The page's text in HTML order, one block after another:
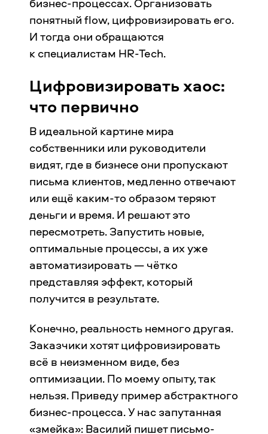
понятный flow, цифровизировать его.
И тогда они обращаются
к специалистам HR-Tech.
Цифровизировать хаос:
что первично
В идеальной картине мира
собственники или руководители
видят, где в бизнесе они пропускают
письма клиентов, медленно отвечают
или ещё каким-то образом теряют
деньги и время. И решают это
пересмотреть. Запустить новые,
оптимальные процессы, а их уже
автоматизировать — чётко
представляя эффект, который
получится в результате.
Конечно, реальность немного другая.
Заказчики хотят цифровизировать
всё в неизменном виде, без
оптимизации. По моему опыту, так
нельзя. Приведу пример абстрактного
бизнес-процесса. У нас запутанная
«змейка»: Василий пишет письмо-